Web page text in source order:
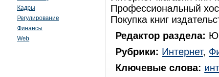
Кадры
Регулирование
Финансы
Web
Профессиональный
Покупка книг
Редактор раздела:
Рубрики: Интернет,
Ключевые слова: